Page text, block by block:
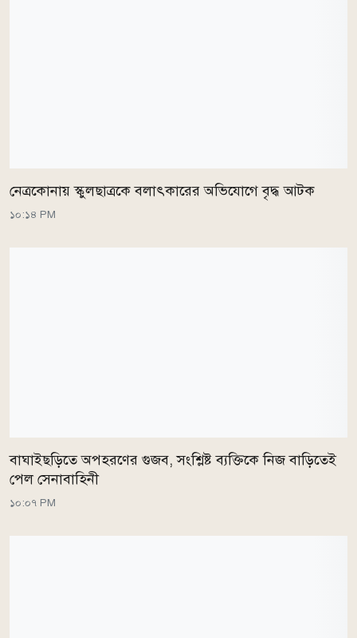
নেত্রকোনায় স্কুলছাত্রকে বলাৎকারের অভিযোগে বৃদ্ধ আটক
১০:১৪ PM
বাঘাইছড়িতে অপহরণের গুজব, সংশ্লিষ্ট ব্যক্তিকে নিজ বাড়িতেই
পেল সেনাবাহিনী
১০:০৭ PM